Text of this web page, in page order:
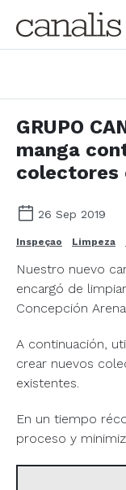
GRUPO
manga
colectores
26 Sep 2019
Inspeçao Limpeza
Nuestro nuevo
encargó de
Concepción
A continuación,
crear nuevos
existentes.
En un tiempo
proceso y